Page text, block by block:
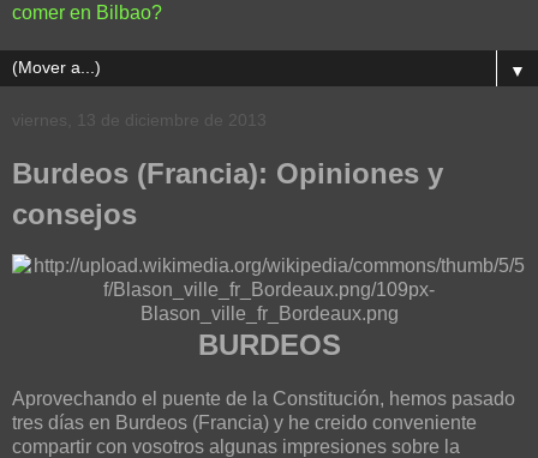
comer en Bilbao?
▼
viernes, 13 de diciembre de 2013
Burdeos (Francia): Opiniones y
consejos
BURDEOS
Aprovechando el puente de la Constitución, hemos pasado
tres días en Burdeos (Francia) y he creido conveniente
compartir con vosotros algunas impresiones sobre la